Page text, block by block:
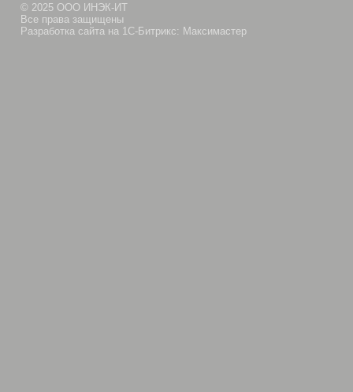
© 2025 ООО ИНЭК-ИТ
Все права защищены
Разработка сайта на 1С-Битрикс: Максимастер